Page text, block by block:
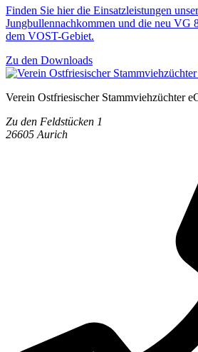
Finden Sie hier die Einsatzleistungen
Jungbullennachkommen und die neu VG
dem VOST-Gebiet.
Zu den Downloads
Verein Ostfriesischer Stammviehzüchter
Zu den Feldstücken 1
26605 Aurich